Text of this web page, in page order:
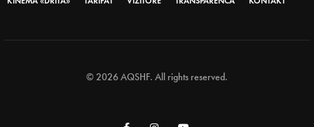
© 2026 AQSHF. All rights reserved.